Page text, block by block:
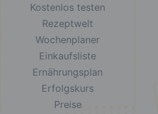
Kostenlos testen
Rezeptwelt
Wochenplaner
Einkaufsliste
Ernährungsplan
Erfolgskurs
Preise